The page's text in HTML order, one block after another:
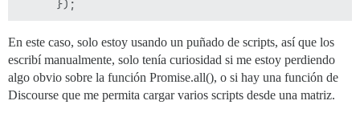
En este caso, solo estoy usando un puñado de scripts, así que los
escribí manualmente, solo tenía curiosidad si me estoy perdiendo
algo obvio sobre la función Promise.all(), o si hay una función de
Discourse que me permita cargar varios scripts desde una matriz.